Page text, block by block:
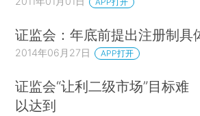
证监会：年底前提出注册制具
2014年06月27日 APP打开
证监会“让利二级市场”目标难
以达到